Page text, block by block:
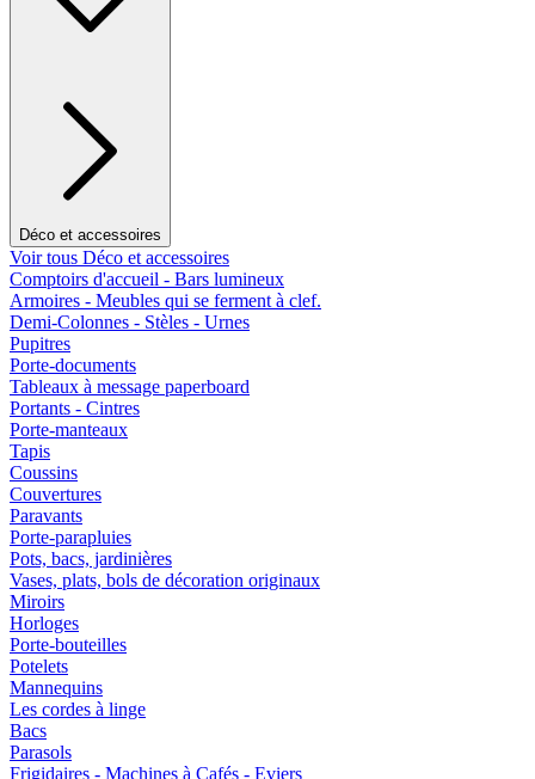
Déco et accessoires
Voir tous Déco et accessoires
Comptoirs d'accueil - Bars lumineux
Armoires - Meubles qui se ferment à clef.
Demi-Colonnes - Stèles - Urnes
Pupitres
Porte-documents
Tableaux à message paperboard
Portants - Cintres
Porte-manteaux
Tapis
Coussins
Couvertures
Paravants
Porte-parapluies
Pots, bacs, jardinières
Vases, plats, bols de décoration originaux
Miroirs
Horloges
Porte-bouteilles
Potelets
Mannequins
Les cordes à linge
Bacs
Parasols
Frigidaires - Machines à Cafés - Eviers